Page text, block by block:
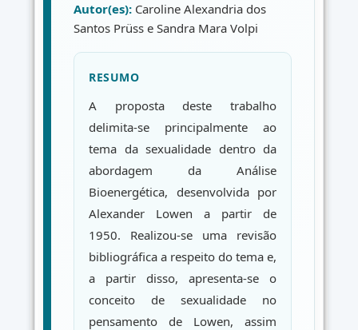
Autor(es): Caroline Alexandria dos
Santos Prüss e Sandra Mara Volpi
RESUMO
A proposta deste trabalho
delimita-se principalmente ao
tema da sexualidade dentro da
abordagem da Análise
Bioenergética, desenvolvida por
Alexander Lowen a partir de
1950. Realizou-se uma revisão
bibliográfica a respeito do tema e,
a partir disso, apresenta-se o
conceito de sexualidade no
pensamento de Lowen, assim